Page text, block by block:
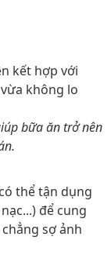
kết hợp với
không lo
bữa ăn trở nên
thể tận dụng
để cung
sợ ảnh